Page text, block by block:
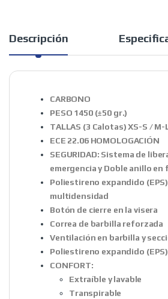
Descripción
CARBONO
PESO 1450 (±50 gr.)
TALLAS (3 Calotas) XS-S / M-
ECE 22.06 HOMOLOGACIÓN
SEGURIDAD: Sistema de
emergencia y Doble anillo en
Poliestireno expandido
multidensidad
Botón de cierre en la visera
Correa de barbilla reforzada
Ventilación en barbilla y
Poliestireno expandido
CONFORT:
Extraíble y lavable
Transpirable